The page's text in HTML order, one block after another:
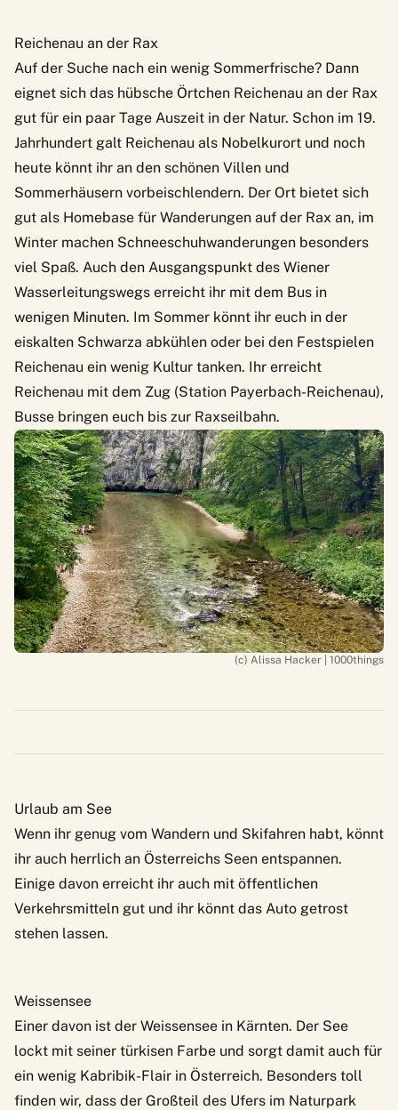
Reichenau an der Rax
Auf der Suche nach ein wenig Sommerfrische? Dann
eignet sich das hübsche Örtchen Reichenau an der Rax
gut für ein paar Tage Auszeit in der Natur. Schon im 19.
Jahrhundert galt Reichenau als Nobelkurort und noch
heute könnt ihr an den schönen Villen und
Sommerhäusern vorbeischlendern. Der Ort bietet sich
gut als Homebase für Wanderungen auf der Rax an, im
Winter machen Schneeschuhwanderungen besonders
viel Spaß. Auch den Ausgangspunkt des Wiener
Wasserleitungswegs erreicht ihr mit dem Bus in
wenigen Minuten. Im Sommer könnt ihr euch in der
eiskalten Schwarza abkühlen oder bei den Festspielen
Reichenau ein wenig Kultur tanken. Ihr erreicht
Reichenau mit dem Zug (Station Payerbach-Reichenau),
Busse bringen euch bis zur Raxseilbahn.
(c) Alissa Hacker | 1000things
Urlaub am See
Wenn ihr genug vom Wandern und Skifahren habt, könnt
ihr auch herrlich an Österreichs Seen entspannen.
Einige davon erreicht ihr auch mit öffentlichen
Verkehrsmitteln gut und ihr könnt das Auto getrost
stehen lassen.
Weissensee
Einer davon ist der Weissensee in Kärnten. Der See
lockt mit seiner türkisen Farbe und sorgt damit auch für
ein wenig Kabribik-Flair in Österreich. Besonders toll
finden wir, dass der Großteil des Ufers im Naturpark